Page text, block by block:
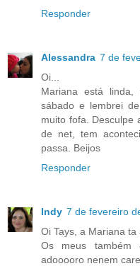
Responder
Alessandra 7 de
Oi...
Mariana está
sábado e lembrei
muito fofa. Desculpe
de net, tem
passa. Beijos
Responder
Indy 7 de fevereiro
Oi Tays, a Mariana
Os meus também
adooooro nenem